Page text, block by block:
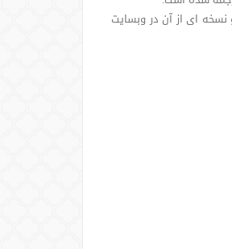
شده و نسخه ای از آن در وبسایت